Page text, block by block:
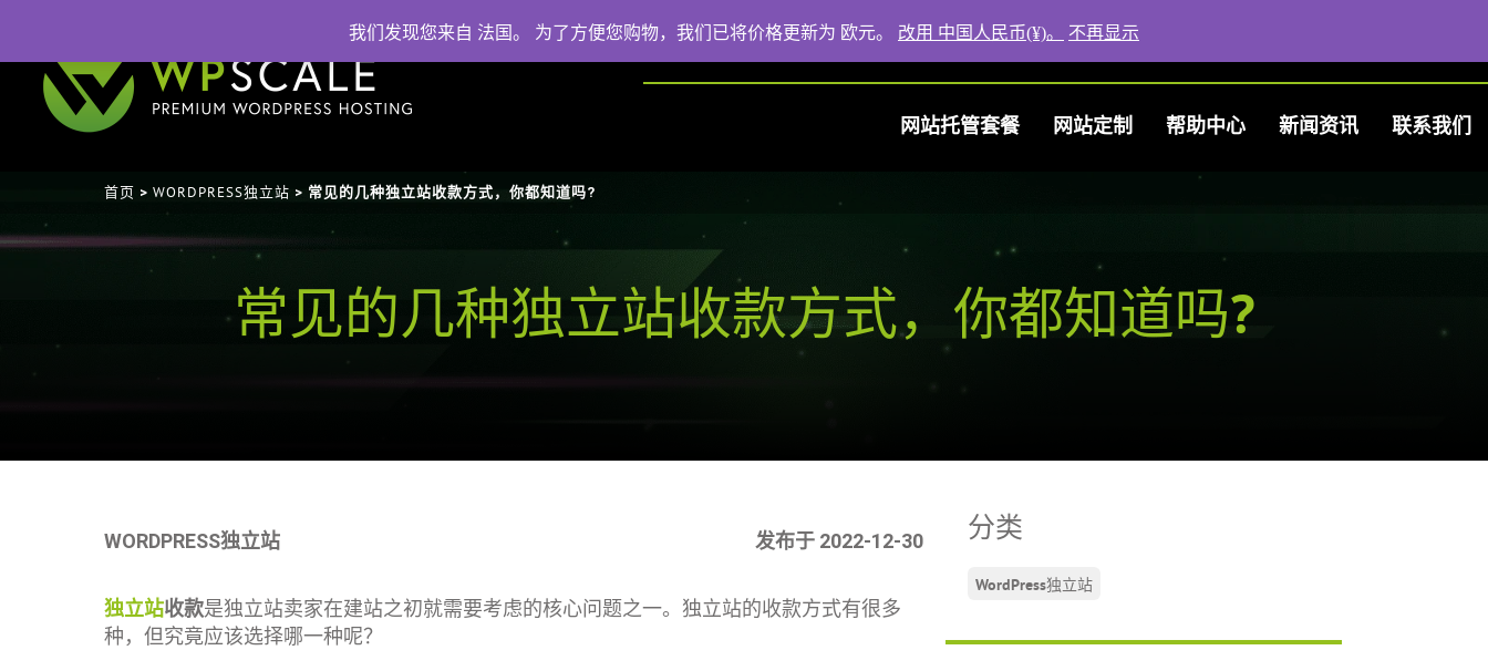
网站托管套餐 网站定制 帮助中心 新闻资讯 联系我们
首页 > WORDPRESS独立站 > 常见的几种独立站收款方式，你都知道吗?
常见的几种独立站收款方式，你都知道吗?
WORDPRESS独立站 发布于 2022-12-30
独立站收款是独立站卖家在建站之初就需要考虑的核心问题之一。独立站的收款方式有很多
种，但究竟应该选择哪一种呢？
分类
WordPress独立站
我们发现您来自 法国。 为了方便您购物，我们已将价格更新为 欧元。 改用 中国人民币(¥)。 不再显示